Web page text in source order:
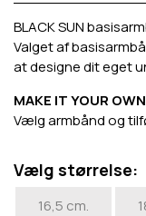
BLACK SUN
Valget af
at designe dit eget
MAKE IT YOUR
Vælg armbånd og
Vælg størrelse:
16,5 cm.